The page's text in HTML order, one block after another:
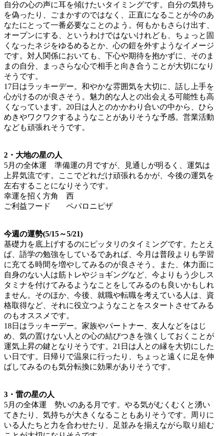
自分の心の声に耳を傾けたいタイミングです。自分の気持ち
を偽ったり、ごまかすのではなく、正直になることが今のあ
なたにとって一番必要なことのよう。何もかもさらけ出す、
オープンにする、というわけではないけれども、ちょっと固
くなったネジをゆるめるとか、心の鎧を外すようなイメージ
です。対人関係においても、下心や期待を抱かずに、そのま
まの自分、まっさらな心で相手と向き合うことが大切になり
そうです。
17日はラッキーデー。和やかな雰囲気を大切に、話し上手を
心がけるのが良さそう。魅力的な人との出会える可能性も高
くなっています。20日は人とのかかわり合いの中から、ひら
めきやワクワクするようなことがありそうな予感。営業活動
なども頑張れそうです。
2・大地の星の人
5月の全体運 準備運の月ですが、見通しが明るく、運気は
上昇気流です。ここでどれだけ頑張れるかが、今後の運気を
左右することになりそうです。
幸運を招く方角 西
ご利益フード ペパロニピザ
今週の運勢(5/15～5/21)
基礎力を底上げするのにピッタリのタイミングです。たとえ
ば、語学の勉強をしているであれば、今月は普段よりも学習
に充てる時間を増やしてみるのが良さそう。また、体力面に
自身のない人は筋トレやジョギングなど、今よりもう少しス
タミナを付けてみるようなことをしてみるのも良いかもしれ
ません。そのほか、今後、就職や転職を考えている人は、資
格取得など、それに役立つようなことをスタートさせてみる
のもオススメです。
18日はラッキーデー。家族やパートナー、友人などをはじ
め、気の置けない人との心の結びつきを強くしておくことが
運気上昇の鍵となりそうです。21日は人との縁を大切にした
い日です。日帰りで温泉に行ったり、ちょっと遠くに足を伸
ばしてみるのも気分転換に効果がありそうです。
3・雷の星の人
5月の全体運 勢いのある月です。やる気がむくむくと湧い
てきたり、気持ちが大きくなることもありそうです。周りに
いる人たちと力を合わせたり、足並みを揃えながら取り組む